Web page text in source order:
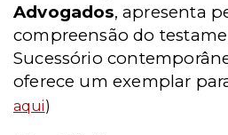
Advogados, apresenta
compreensão do
Sucessório
oferece um exemplar
aqui)